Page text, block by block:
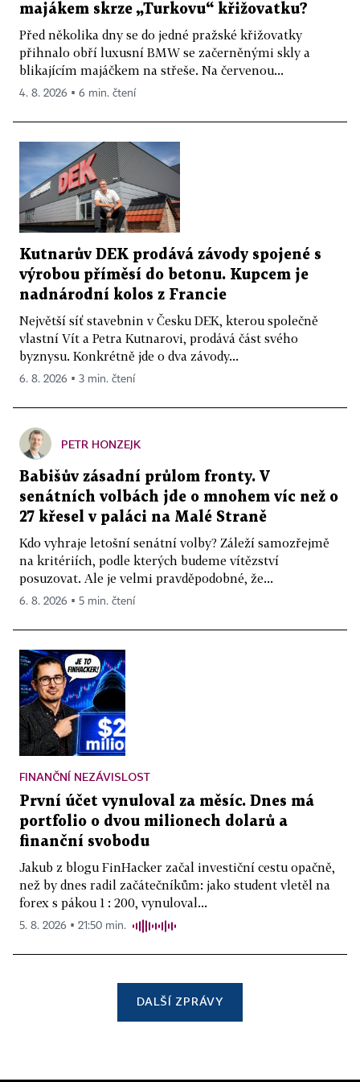
majákem skrze „Turkovu“ křižovatku?
Před několika dny se do jedné pražské křižovatky
přihnalo obří luxusní BMW se začerněnými skly a
blikajícím majáčkem na střeše. Na červenou...
4. 8. 2026 ▪ 6 min. čtení
Kutnarův DEK prodává závody spojené s
výrobou příměsí do betonu. Kupcem je
nadnárodní kolos z Francie
Největší síť stavebnin v Česku DEK, kterou společně
vlastní Vít a Petra Kutnarovi, prodává část svého
byznysu. Konkrétně jde o dva závody...
6. 8. 2026 ▪ 3 min. čtení
PETR HONZEJK
Babišův zásadní průlom fronty. V
senátních volbách jde o mnohem víc než o
27 křesel v paláci na Malé Straně
Kdo vyhraje letošní senátní volby? Záleží samozřejmě
na kritériích, podle kterých budeme vítězství
posuzovat. Ale je velmi pravděpodobné, že...
6. 8. 2026 ▪ 5 min. čtení
FINANČNÍ NEZÁVISLOST
První účet vynuloval za měsíc. Dnes má
portfolio o dvou milionech dolarů a
finanční svobodu
Jakub z blogu FinHacker začal investiční cestu opačně,
než by dnes radil začátečníkům: jako student vletěl na
forex s pákou 1 : 200, vynuloval...
5. 8. 2026 ▪ 21:50 min.
DALŠÍ ZPRÁVY